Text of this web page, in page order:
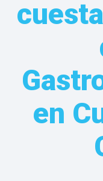
Dr.
Oscar
te
informa
Cuánto
cuesta
en